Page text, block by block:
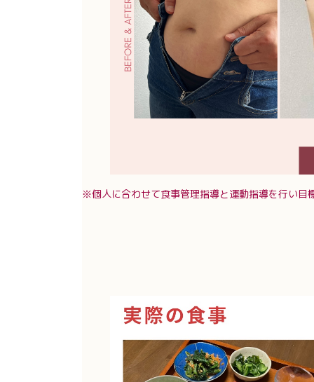
※個人に合わせて食事管理指導と運動指導を行い目